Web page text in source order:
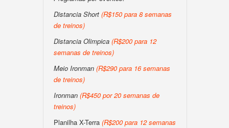
Distancia Short (R$150 para 8 semanas
de treinos)
Distancia Olimpica (R$200 para 12
semanas de treinos)
Meio Ironman (R$290 para 16 semanas
de treinos)
Ironman (R$450 por 20 semanas de
treinos)
Planilha X-Terra (R$200 para 12 semanas